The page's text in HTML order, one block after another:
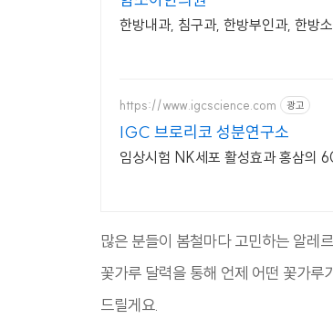
한방내과, 침구과, 한방부인과, 한방
https://www.igcscience.com 광고
IGC 브로리코 성분연구소
임상시험 NK세포 활성효과 홍삼의
많은 분들이 봄철마다 고민하는 알레
꽃가루 달력을 통해 언제 어떤 꽃가루
드릴게요.